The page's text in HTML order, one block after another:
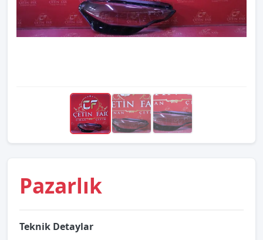
Pazarlık
Teknik Detaylar